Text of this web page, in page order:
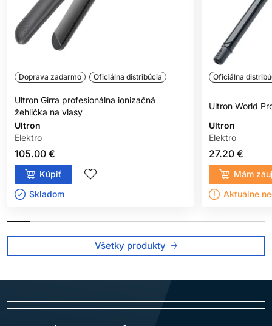
Doprava zadarmo Oficiálna distribúcia
Ultron Girra profesionálna ionizačná
žehlička na vlasy
Ultron
Elektro
105.00 €
Kúpiť
Skladom ㅤ
Oficiálna
Ultron World
Ultron
Elektro
27.20 €
Mám
Aktuálne
Všetky produkty